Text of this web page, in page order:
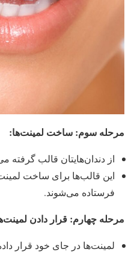
مرحله سوم: ساخت لمینت‌ها:
از دندان‌هایتان قالب گرفته
این قالب‌ها برای ساخت
فرستاده می‌شوند.
مرحله چهارم: قرار دادن
لمینت‌ها در جای خود قرار